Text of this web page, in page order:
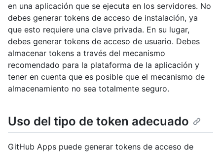
en una aplicación que se ejecuta en los servidores. No
debes generar tokens de acceso de instalación, ya
que esto requiere una clave privada. En su lugar,
debes generar tokens de acceso de usuario. Debes
almacenar tokens a través del mecanismo
recomendado para la plataforma de la aplicación y
tener en cuenta que es posible que el mecanismo de
almacenamiento no sea totalmente seguro.
Uso del tipo de token adecuado
GitHub Apps puede generar tokens de acceso de